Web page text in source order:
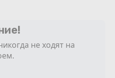
не ходят на